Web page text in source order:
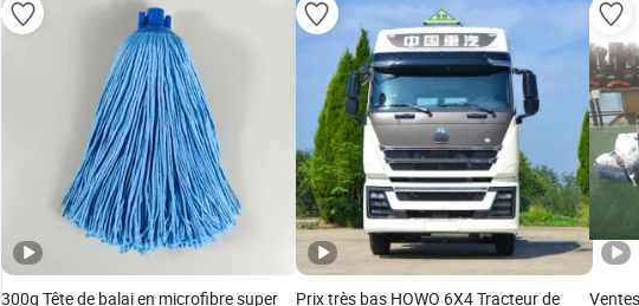
300g Tête de balai en microfibre super
Prix très bas HOWO 6X4 Tracteur de